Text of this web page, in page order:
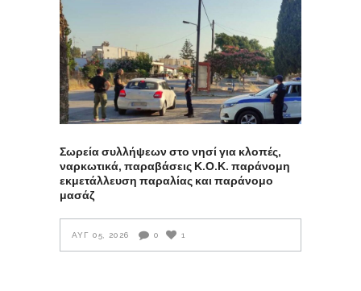
Σωρεία συλλήψεων στο νησί για κλοπές,
ναρκωτικά, παραβάσεις Κ.Ο.Κ. παράνομη
εκμετάλλευση παραλίας και παράνομο
μασάζ
ΑΥΓ 05, 2026 0 1